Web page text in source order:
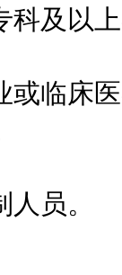
及以上
临床医
员。